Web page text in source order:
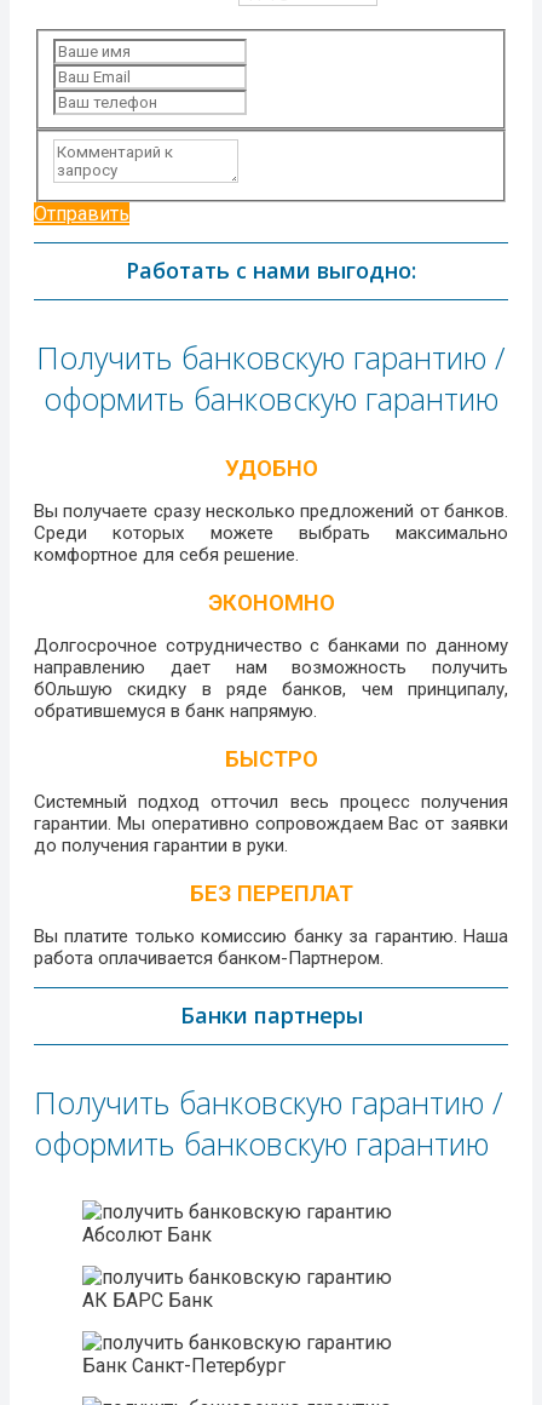
Отправить
Работать с нами выгодно:
Получить банковскую гарантию /
оформить банковскую гарантию
УДОБНО
Вы получаете сразу несколько предложений от банков.
Среди которых можете выбрать максимально
комфортное для себя решение.
ЭКОНОМНО
Долгосрочное сотрудничество с банками по данному
направлению дает нам возможность получить
бОльшую скидку в ряде банков, чем принципалу,
обратившемуся в банк напрямую.
БЫСТРО
Системный подход отточил весь процесс получения
гарантии. Мы оперативно сопровождаем Вас от заявки
до получения гарантии в руки.
БЕЗ ПЕРЕПЛАТ
Вы платите только комиссию банку за гарантию. Наша
работа оплачивается банком-Партнером.
Банки партнеры
Получить банковскую гарантию /
оформить банковскую гарантию
Абсолют Банк
АК БАРС Банк
Банк Санкт-Петербург